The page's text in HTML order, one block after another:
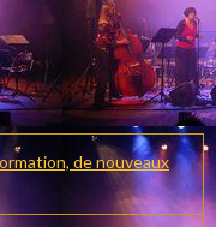
de nouveaux